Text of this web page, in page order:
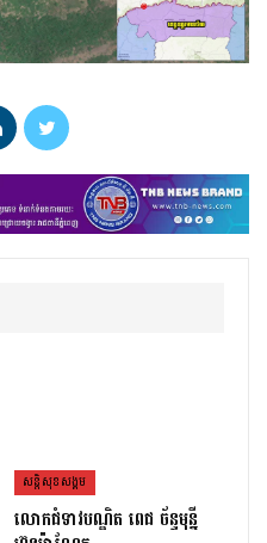
សន្តិសុខសង្គម
លោកជំទាវបណ្ឌិត ពេជ ច័ន្ទមុន្នី